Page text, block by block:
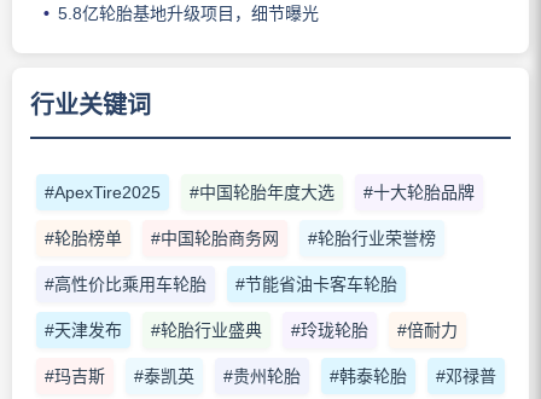
5.8亿轮胎基地升级项目，细节曝光
行业关键词
#ApexTire2025 #中国轮胎年度大选 #十大轮胎品牌
#轮胎榜单 #中国轮胎商务网 #轮胎行业荣誉榜
#高性价比乘用车轮胎 #节能省油卡客车轮胎
#天津发布 #轮胎行业盛典 #玲珑轮胎 #倍耐力
#玛吉斯 #泰凯英 #贵州轮胎 #韩泰轮胎 #邓禄普